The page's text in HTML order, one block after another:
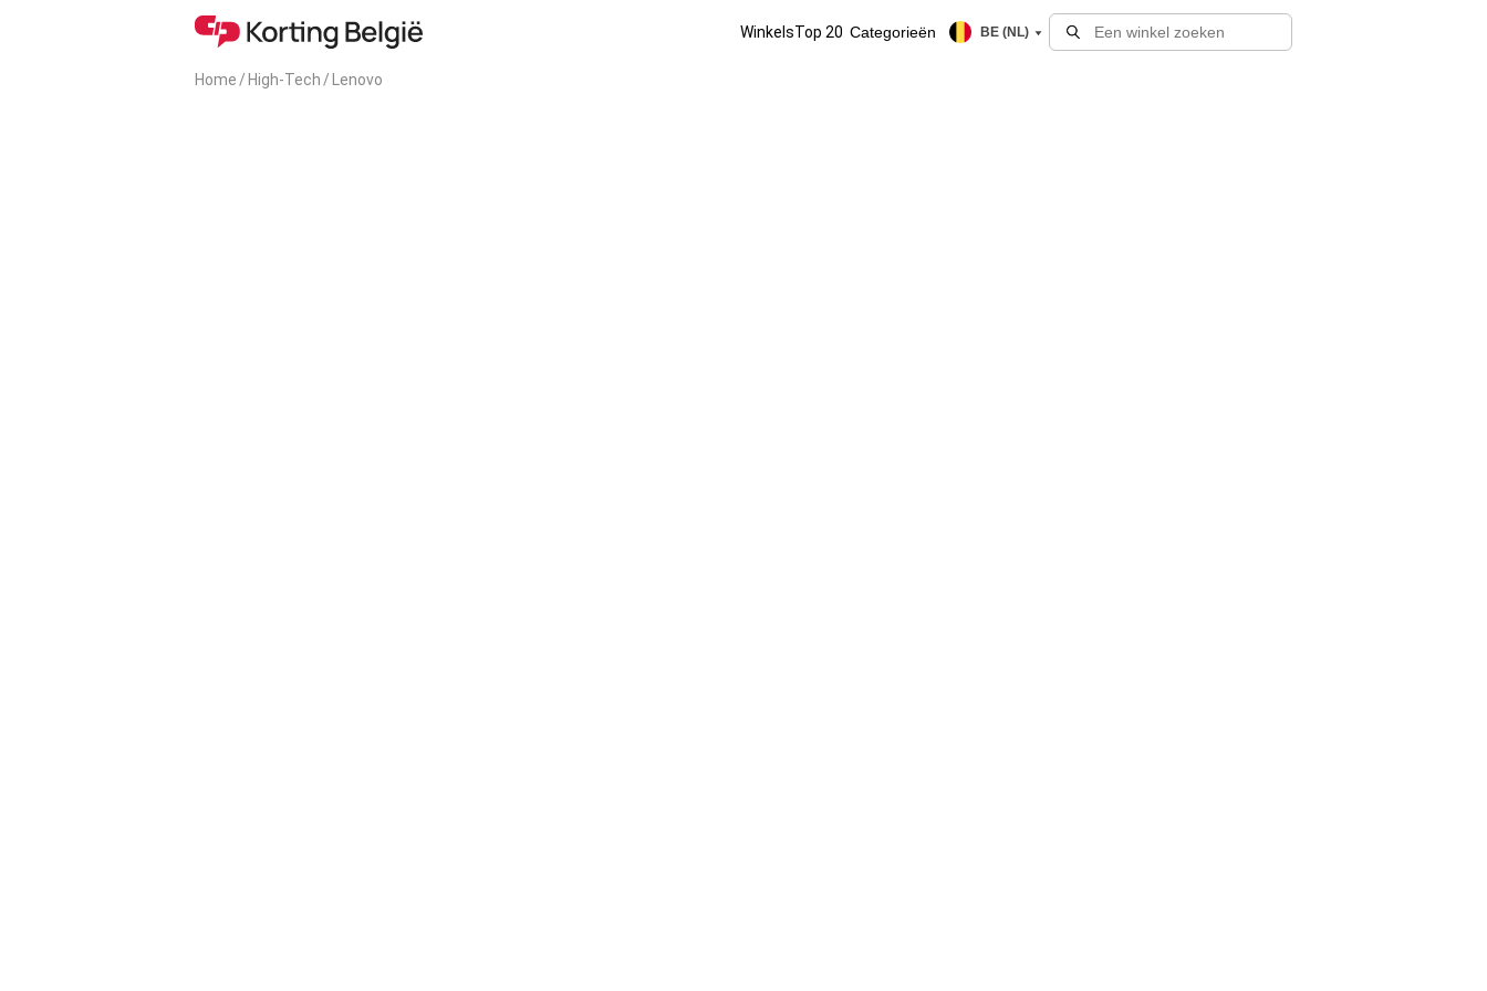
WinkelsTop 20 Categorieën BE (NL)
Home / High-Tech / Lenovo